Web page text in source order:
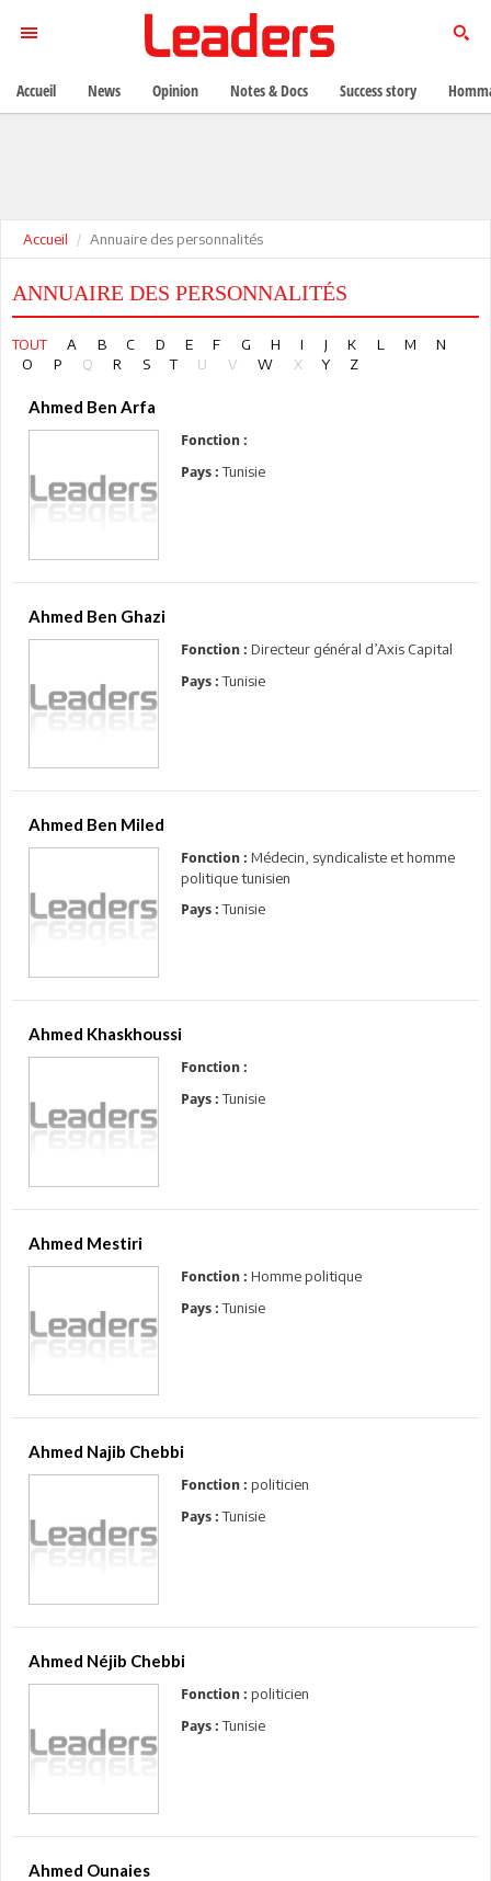
Accueil Annuaire des personnalités
ANNUAIRE DES PERSONNALITÉS
TOUT A B C D E F G H I J K L M
N
O
P Q R S T U V W X Y Z
Ahmed Ben Arfa
Fonction :
Pays : Tunisie
Ahmed Ben Ghazi
Fonction : Directeur général d’Axis Capital
Pays : Tunisie
Ahmed Ben Miled
Fonction : Médecin, syndicaliste et homme
politique tunisien
Pays : Tunisie
Ahmed Khaskhoussi
Fonction :
Pays : Tunisie
Ahmed Mestiri
Fonction : Homme politique
Pays : Tunisie
Ahmed Najib Chebbi
Fonction : politicien
Pays : Tunisie
Ahmed Néjib Chebbi
Fonction : politicien
Pays : Tunisie
Ahmed Ounaies
Accueil News Opinion Notes & Docs Success story